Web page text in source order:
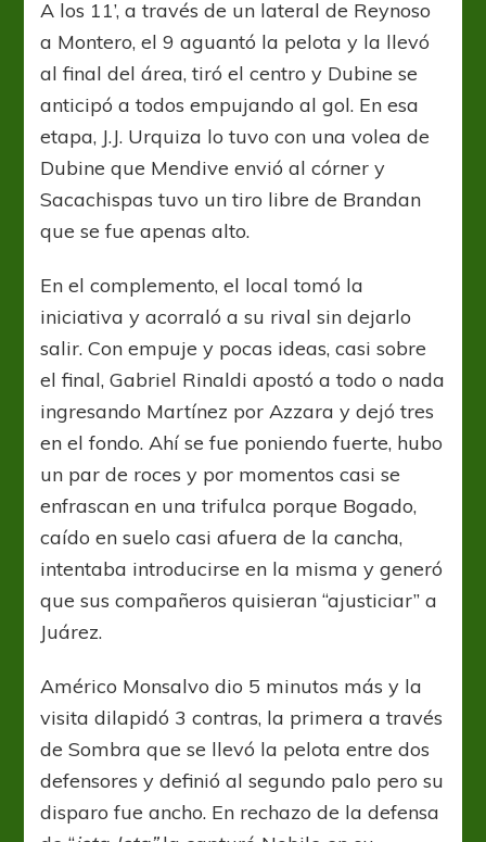
A los 11’, a través de un lateral de Reynoso
a Montero, el 9 aguantó la pelota y la llevó
al final del área, tiró el centro y Dubine se
anticipó a todos empujando al gol. En esa
etapa, J.J. Urquiza lo tuvo con una volea de
Dubine que Mendive envió al córner y
Sacachispas tuvo un tiro libre de Brandan
que se fue apenas alto.
En el complemento, el local tomó la
iniciativa y acorraló a su rival sin dejarlo
salir. Con empuje y pocas ideas, casi sobre
el final, Gabriel Rinaldi apostó a todo o nada
ingresando Martínez por Azzara y dejó tres
en el fondo. Ahí se fue poniendo fuerte, hubo
un par de roces y por momentos casi se
enfrascan en una trifulca porque Bogado,
caído en suelo casi afuera de la cancha,
intentaba introducirse en la misma y generó
que sus compañeros quisieran “ajusticiar” a
Juárez.
Américo Monsalvo dio 5 minutos más y la
visita dilapidó 3 contras, la primera a través
de Sombra que se llevó la pelota entre dos
defensores y definió al segundo palo pero su
disparo fue ancho. En rechazo de la defensa